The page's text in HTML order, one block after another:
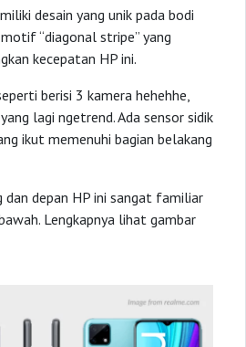
desain yang unik pada bodi
“diagonal stripe” yang
kecepatan HP ini.
berisi 3 kamera hehehhe,
lagi ngetrend. Ada sensor sidik
ikut memenuhi bagian belakang
dan depan HP ini sangat familiar
Lengkapnya lihat gambar